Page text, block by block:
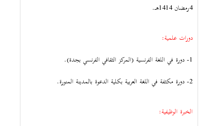
4رمضان 1414هـ.
دورات علمية:
1- دورة في اللغة الفرنسية (المركز الثقافي الفرنسي بجدة).
2- دورة مكثفة في اللغة العربية بكلية الدعوة بالمدينة المنورة.
الخبرة الوظيفية: